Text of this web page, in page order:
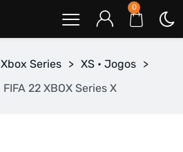
0
Xbox Series > XS • Jogos >
FIFA 22 XBOX Series X